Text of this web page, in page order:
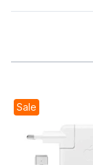
Sale